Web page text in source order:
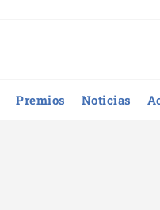
Premios Noticias